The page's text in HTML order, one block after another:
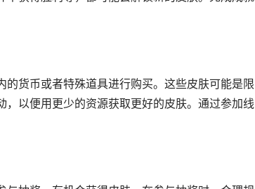
货币或者特殊道具进行购买。这些皮肤可能是限
以便用更少的资源获取更好的皮肤。通过参加线